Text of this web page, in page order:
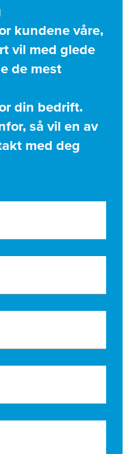
kundene våre,
vil med glede
de mest
din bedrift.
så vil en av
med deg